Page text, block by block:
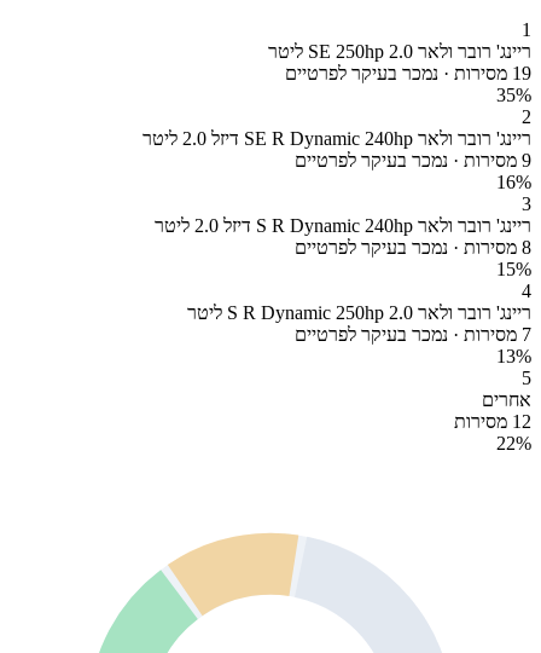
1
ריינג' רובר ולאר SE 250hp 2.0 ליטר
19 מסירות · נמכר בעיקר לפרטיים
35%
2
ריינג' רובר ולאר SE R Dynamic 240hp דיזל 2.0 ליטר
9 מסירות · נמכר בעיקר לפרטיים
16%
3
ריינג' רובר ולאר S R Dynamic 240hp דיזל 2.0 ליטר
8 מסירות · נמכר בעיקר לפרטיים
15%
4
ריינג' רובר ולאר S R Dynamic 250hp 2.0 ליטר
7 מסירות · נמכר בעיקר לפרטיים
13%
5
אחרים
12 מסירות
22%